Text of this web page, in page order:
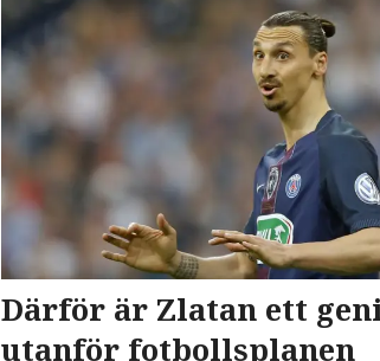
Därför är Zlatan ett
utanför fotbollsplanen